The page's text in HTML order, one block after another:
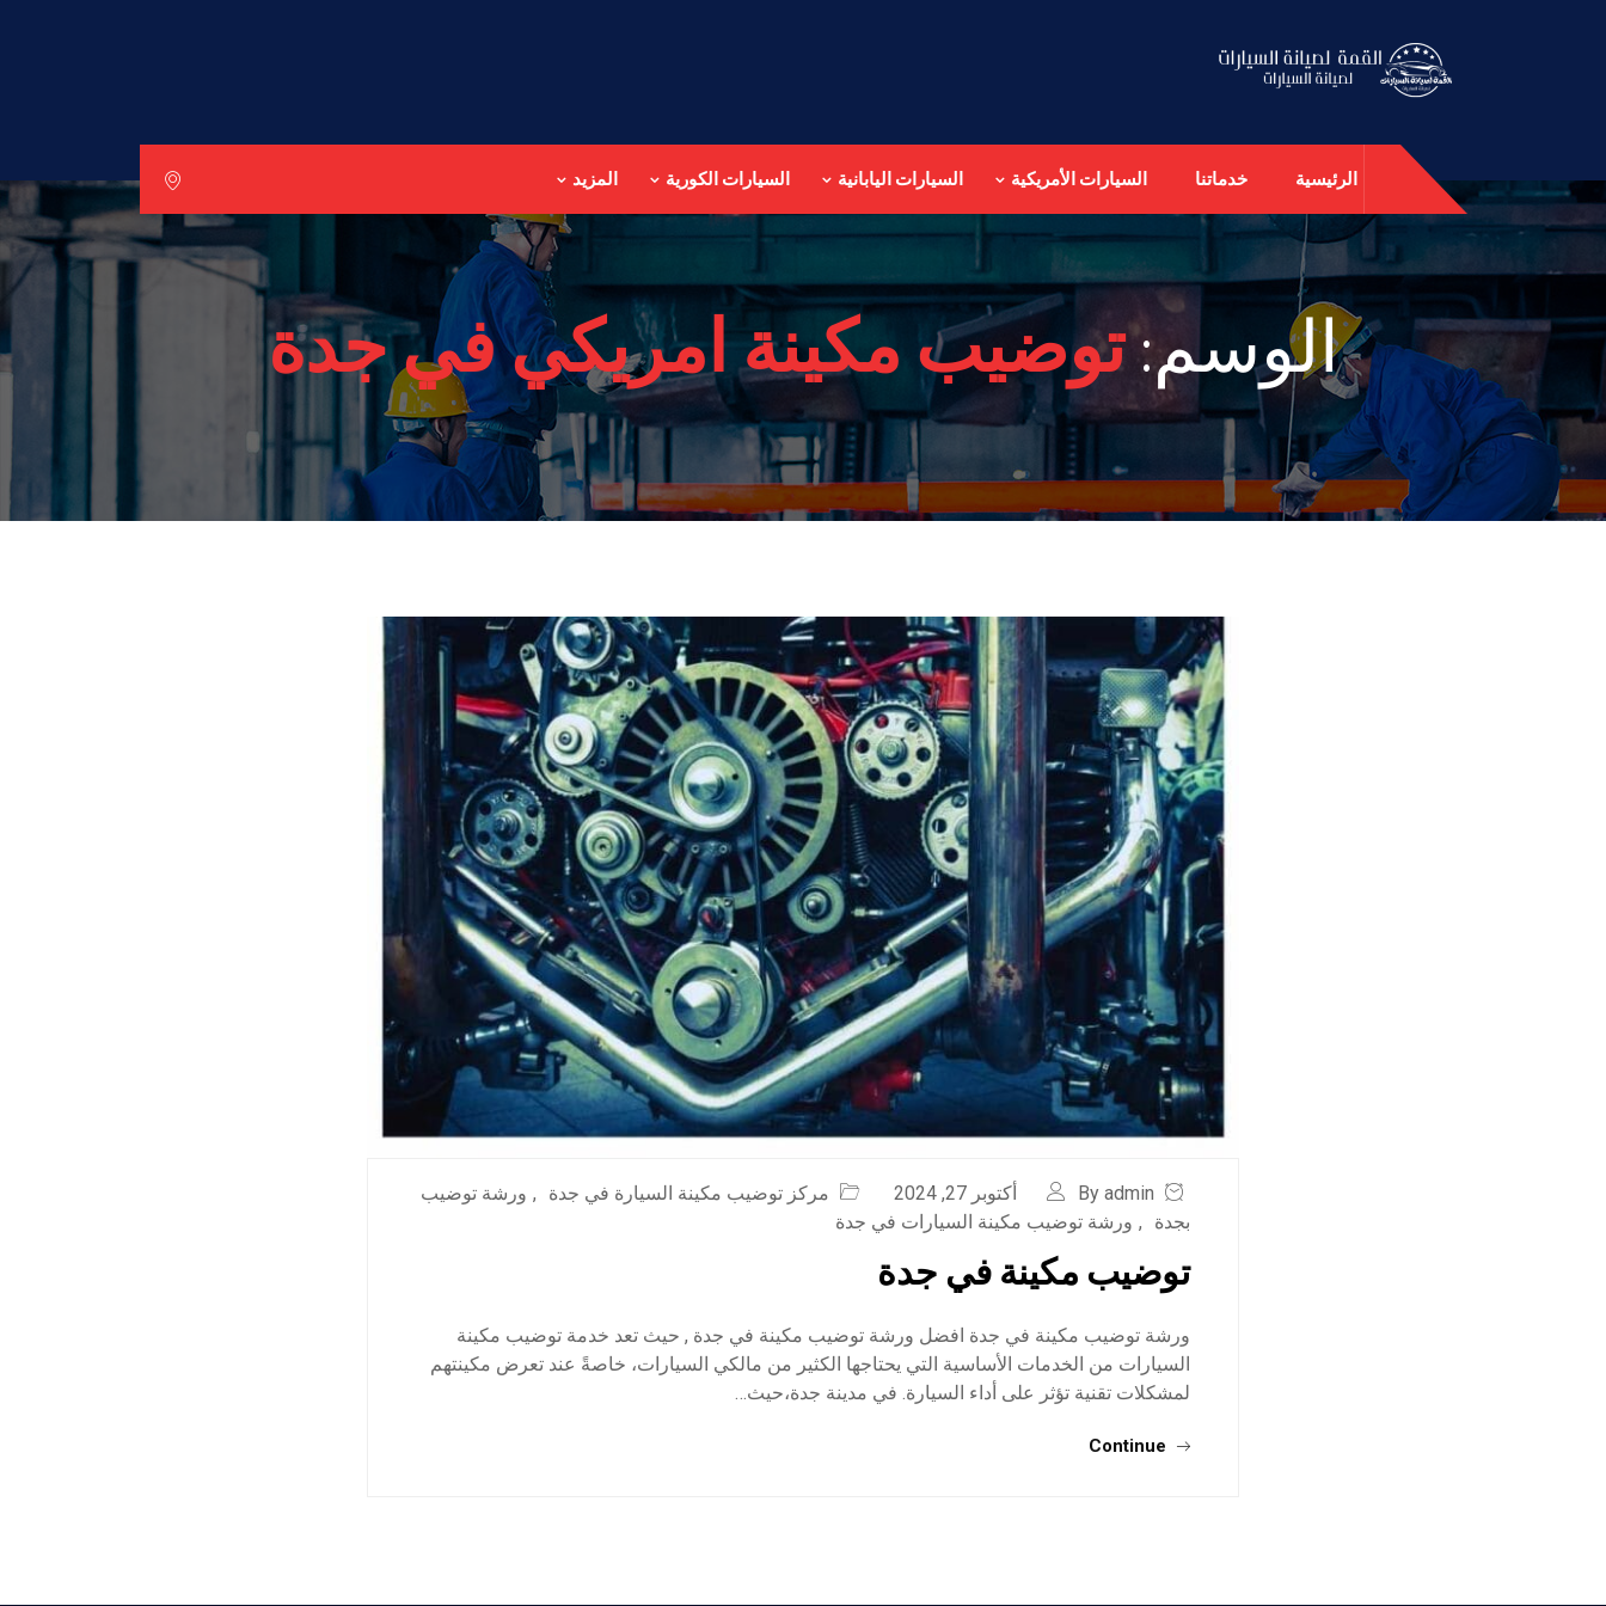
الرئيسية خدماتنا السيارات الأمريكية السيارات اليابانية السيارات الكورية المزيد
الوسم:توضيب مكينة امريكي في جدة
By admin أكتوبر 27, 2024 مركز توضيب مكينة السيارة في جدة , ورشة توضيب
بجدة
, ورشة توضيب مكينة السيارات في جدة
توضيب مكينة في جدة
ورشة توضيب مكينة في جدة افضل ورشة توضيب مكينة في جدة , حيث تعد خدمة توضيب مكينة
السيارات من الخدمات الأساسية التي يحتاجها الكثير من مالكي السيارات، خاصةً عند تعرض مكينتهم
لمشكلات تقنية تؤثر على أداء السيارة. في مدينة جدة،حيث…
Continue